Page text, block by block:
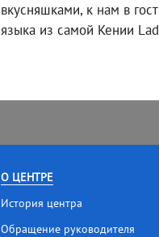
вкусняшками, к нам в
языка из самой Кении
О ЦЕНТРЕ
История центра
Обращение руководителя